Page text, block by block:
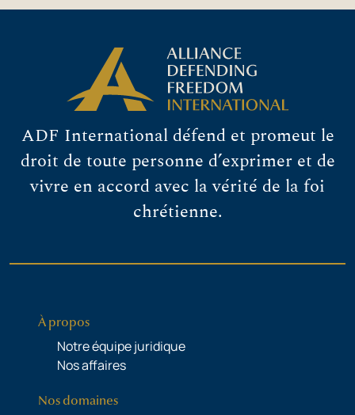
ADF International défend et promeut le
droit de toute personne d’exprimer et de
vivre en accord avec la vérité de la foi
chrétienne.
À propos
Notre équipe juridique
Nos affaires
Nos domaines